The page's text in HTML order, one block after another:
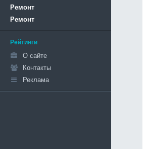
Ремонт
Ремонт
Рейтинги
О сайте
Контакты
Реклама